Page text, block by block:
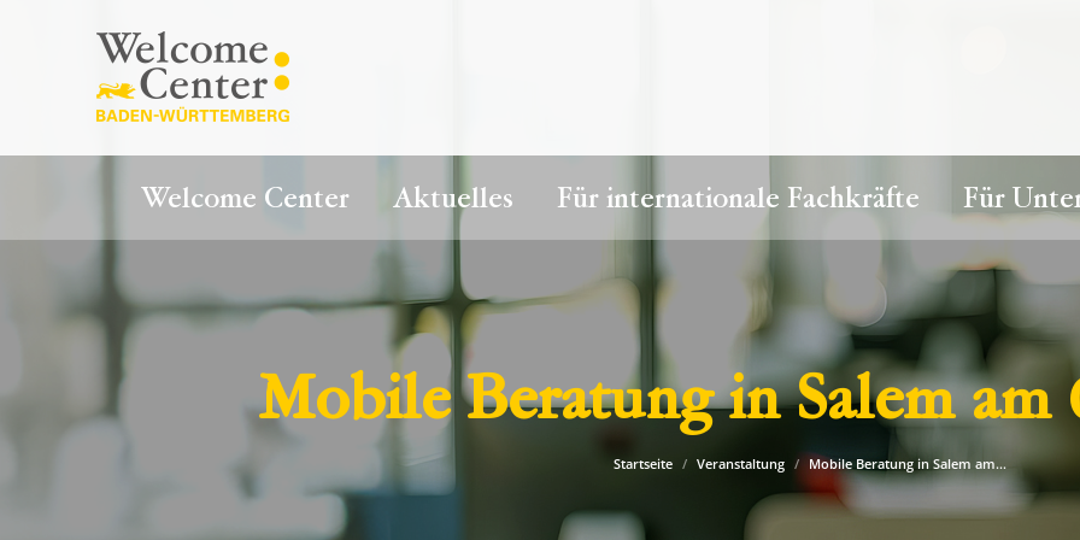
Welcome Center Aktuelles Für internationale Fachkräfte Für
Mobile Beratung in Salem am
Du bist hier:
Startseite Veranstaltung Mobile Beratung in Salem am…